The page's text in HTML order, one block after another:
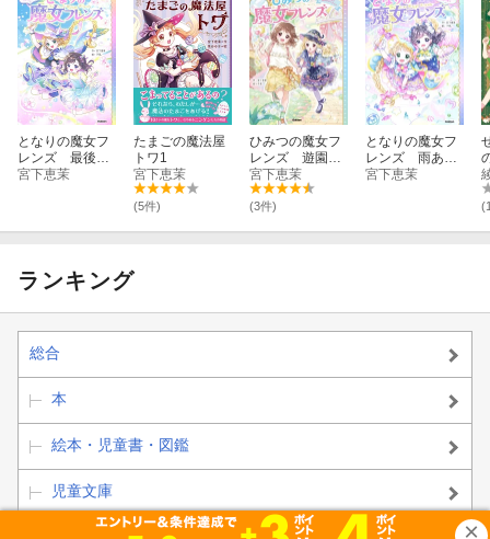
となりの魔女フ
レンズ 最後の
魔法とサクラ色
宮下恵茉
たまごの魔法屋
トワ1
宮下恵茉
(5件)
ひみつの魔女フ
レンズ 遊園地
で魔法のやくそ
く☆
宮下恵茉
(3件)
となりの魔女フ
レンズ 雨あが
りにきらめく笑
宮下恵茉
ランキング
総合
本
絵本・児童書・図鑑
児童文庫